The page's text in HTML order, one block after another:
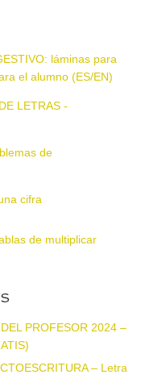
láminas para
el alumno (ES/EN)
LETRAS -
de
cifra
de multiplicar
PROFESOR 2024 –
– Letra